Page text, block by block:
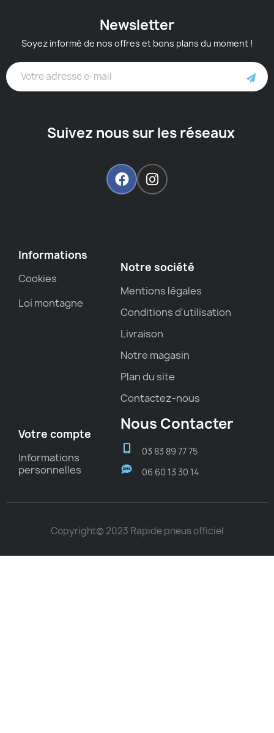
Newsletter
Soyez informé de nos offres et bons plans du moment !
Suivez nous sur les réseaux
Informations
Cookies
Loi montagne
Notre société
Mentions légales
Conditions d'utilisation
Livraison
Notre magasin
Plan du site
Contactez-nous
Votre compte
Informations
personnelles
Nous Contacter
03 83 89 77 75
06 60 13 30 14
Copyright© 2023 Rapide pneus officiel